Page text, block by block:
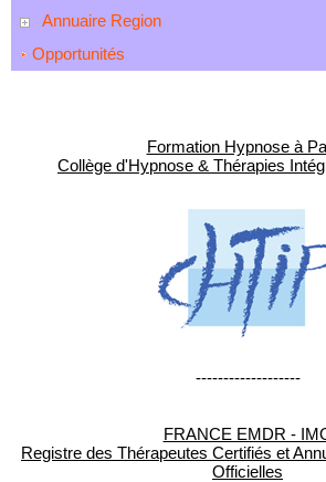
Annuaire Region
Opportunités
Formation Hypnose à
Collège d'Hypnose & Thérapies
-------------------
FRANCE EMDR -
Registre des Thérapeutes Certifiés et
Officielles